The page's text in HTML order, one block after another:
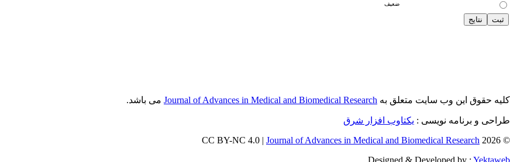
ضعیف
کلیه حقوق این وب سایت متعلق به Journal of Advances in Medical and Biomedical Research می باشد.
طراحی و برنامه نویسی : یکتاوب افزار شرق
© 2026 CC BY-NC 4.0 |
Journal of Advances in Medical and Biomedical Research